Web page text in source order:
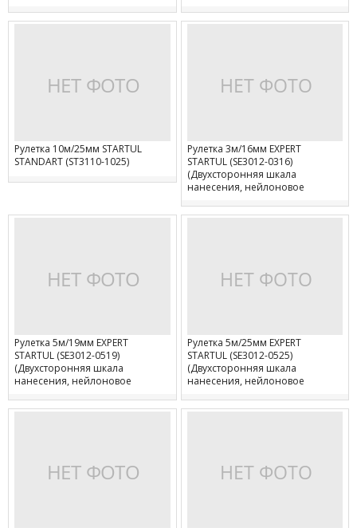
Рулетка 10м/25мм STARTUL
STANDART (ST3110-1025)
Рулетка 3м/16мм EXPERT
STARTUL (SE3012-0316)
(Двухсторонняя шкала
нанесения, нейлоновое
зацеп)
Рулетка 5м/19мм EXPERT
STARTUL (SE3012-0519)
(Двухсторонняя шкала
нанесения, нейлоновое
зацеп)
Рулетка 5м/25мм EXPERT
STARTUL (SE3012-0525)
(Двухсторонняя шкала
нанесения, нейлоновое
зацеп)